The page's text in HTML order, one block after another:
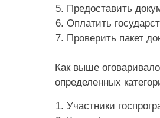
Предоставить
Оплатить
Проверить пакет
Как выше
определенных
Участники